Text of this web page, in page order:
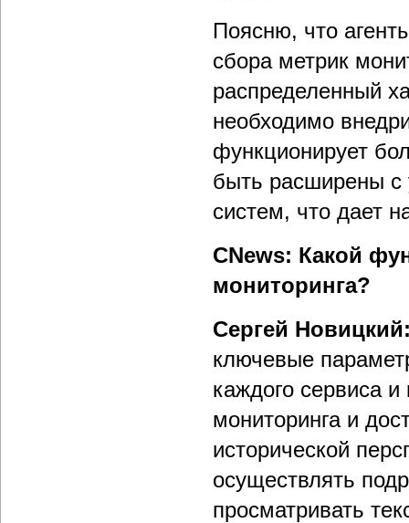
Поясню, что
сбора метрик
распределенный
необходимо
функционирует
быть расширены с
систем, что дает
СNews: Какой
мониторинга?
Сергей
ключевые
каждого сервиса
мониторинга и
исторической
осуществлять
просматривать